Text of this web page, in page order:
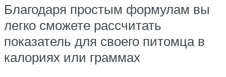
Благодаря простым формулам вы
легко сможете рассчитать
показатель для своего питомца в
калориях или граммах